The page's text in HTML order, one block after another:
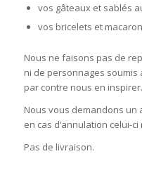
vos gâteaux et sablés
vos bricelets et
Nous ne faisons pas de
ni de personnages soumis
par contre nous en inspirer.
Nous vous demandons un
en cas d’annulation celui-
Pas de livraison.